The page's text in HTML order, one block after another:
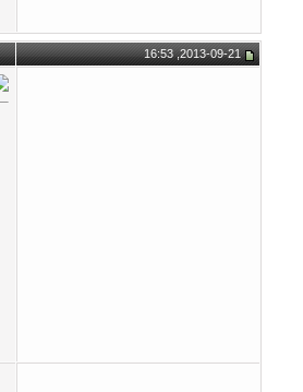
2013-09-21, 16:53